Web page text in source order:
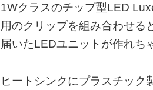
1Wクラスのチップ型LED
用のクリップを組み合わせる
届いたLEDユニットが作れち
ヒートシンクにプラスチック